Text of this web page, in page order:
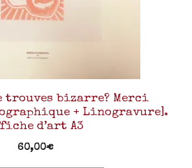
trouves bizarre? Merci
+ Linogravure].
d’art A3
60,00€